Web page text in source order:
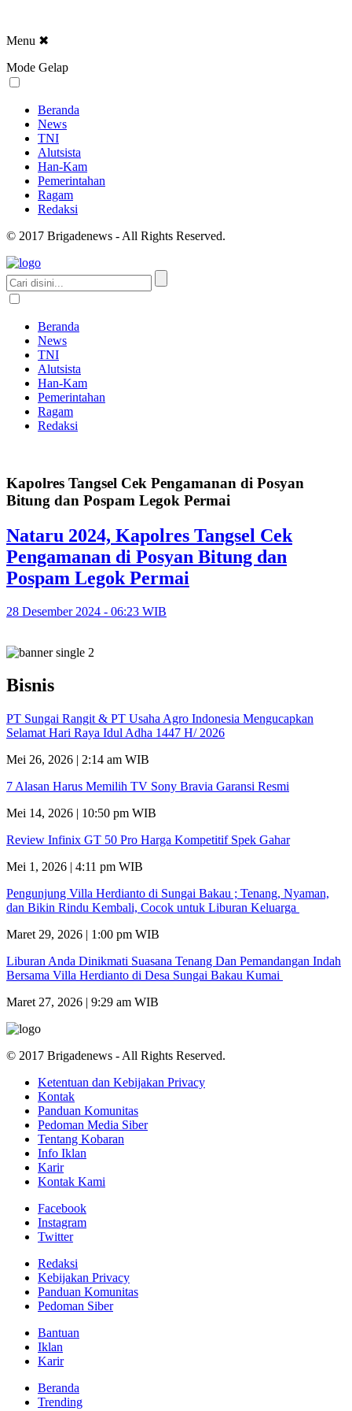
Menu ✖
Mode Gelap
Beranda
News
TNI
Alutsista
Han-Kam
Pemerintahan
Ragam
Redaksi
© 2017 Brigadenews - All Rights Reserved.
Beranda
News
TNI
Alutsista
Han-Kam
Pemerintahan
Ragam
Redaksi
Kapolres Tangsel Cek Pengamanan di Posyan
Bitung dan Pospam Legok Permai
Nataru 2024, Kapolres Tangsel Cek
Pengamanan di Posyan Bitung dan
Pospam Legok Permai
28 Desember 2024 - 06:23 WIB
Bisnis
PT Sungai Rangit & PT Usaha Agro Indonesia Mengucapkan
Selamat Hari Raya Idul Adha 1447 H/ 2026
Mei 26, 2026 | 2:14 am WIB
7 Alasan Harus Memilih TV Sony Bravia Garansi Resmi
Mei 14, 2026 | 10:50 pm WIB
Review Infinix GT 50 Pro Harga Kompetitif Spek Gahar
Mei 1, 2026 | 4:11 pm WIB
Pengunjung Villa Herdianto di Sungai Bakau ; Tenang, Nyaman,
dan Bikin Rindu Kembali, Cocok untuk Liburan Keluarga
Maret 29, 2026 | 1:00 pm WIB
Liburan Anda Dinikmati Suasana Tenang Dan Pemandangan Indah
Bersama Villa Herdianto di Desa Sungai Bakau Kumai
Maret 27, 2026 | 9:29 am WIB
© 2017 Brigadenews - All Rights Reserved.
Ketentuan dan Kebijakan Privacy
Kontak
Panduan Komunitas
Pedoman Media Siber
Tentang Kobaran
Info Iklan
Karir
Kontak Kami
Facebook
Instagram
Twitter
Redaksi
Kebijakan Privacy
Panduan Komunitas
Pedoman Siber
Bantuan
Iklan
Karir
Beranda
Trending